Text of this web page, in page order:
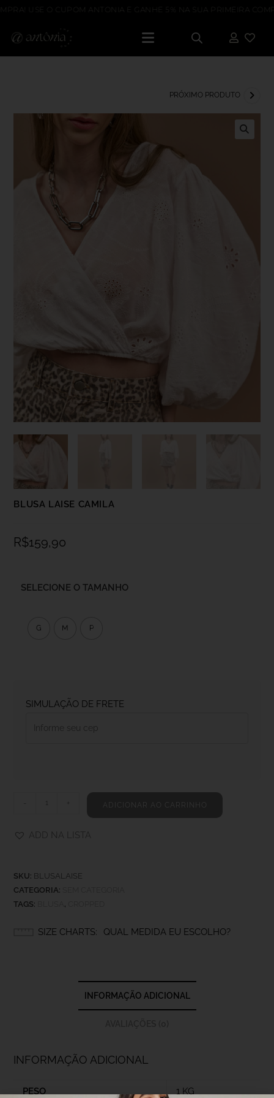
USE O CUPOM ANTONIA E GANHE 5% NA SUA PRIMEIRA
PRÓXIMO PRODUTO
BLUSA LAISE CAMILA
R$159,90
SELECIONE O TAMANHO
G M P
SIMULAÇÃO DE FRETE
+
ADD NA LISTA
SKU: BLUSALAISE
CATEGORIA:
TAGS:
,
SIZE CHARTS QUAL MEDIDA EU ESCOLHO?
INFORMAÇÃO ADICIONAL
INFORMAÇÃO ADICIONAL
PESO 1 KG